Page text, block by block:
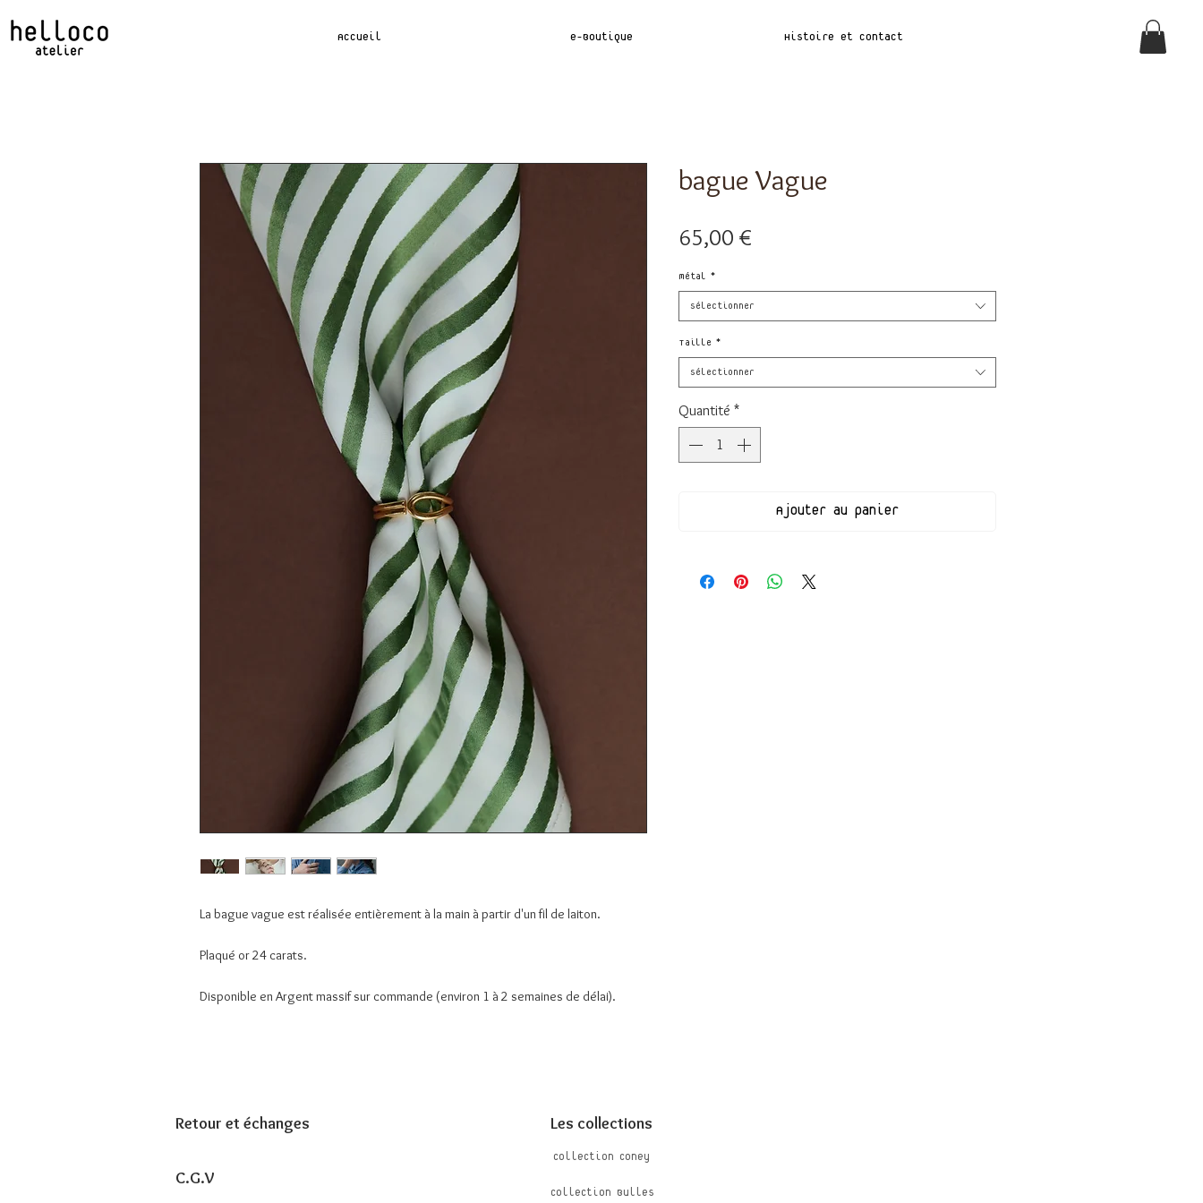
Accueil e-Boutique Histoire et Contact
La bague vague est réalisée entièrement à la main à partir d'un fil de laiton.
Plaqué or 24 carats.
Disponible en Argent massif sur commande (environ 1 à 2 semaines de délai).
bague Vague
65,00 €
métal *
Sélectionner
Taille *
Sélectionner
Quantité *
Ajouter au panier
Retour et échanges
C.G.V
Les collections
Collection Coney
Collection Bulles